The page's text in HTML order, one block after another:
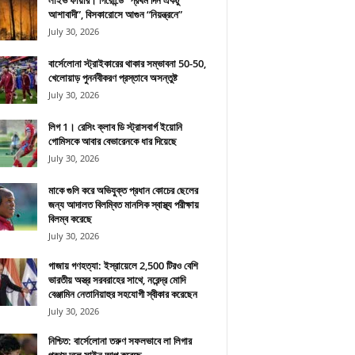
আশাবাদী”, বিসকারোসে আগুন “নিয়ন্ত্রনে”
July 30, 2026
বার্সেলোনা স্ট্রাইকারের থাকার সম্ভাবনা 50-50,
খেলোয়াড় পুনর্নবীকরণ প্রস্তাবে অসন্তুষ্ট
July 30, 2026
লিগ 1। রেসিং ক্লাব ডি স্ট্রাসবার্গ ইয়োনি
গোমিসকে আবার বেভারেনকে ধার দিয়েছে
July 30, 2026
মাকে গুলি করে অভিযুক্ত প্রধান কোচের ছেলের
জন্য আদালত বিলম্বিত মানসিক স্বাস্থ্য পরীক্ষায়
বিলম্ব করেছে
July 30, 2026
গাজায় গণহত্যা: ইস্রায়েলে 2,500 টিরও বেশি
ভারতীয় অস্ত্র সরবরাহের সাথে, নরেন্দ্র মোদি
বেঞ্জামিন নেতানিয়াহুর সহযোগী স্বীকার করেছেন
July 30, 2026
নিশ্চিত: বার্সেলোনা তরুণ সফলভাবে লা লিগার